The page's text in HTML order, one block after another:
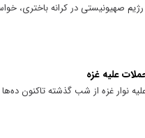
صهیونیستی در کرانه باختری،
علیه غزه
نوار غزه از شب گذشته تاکنون